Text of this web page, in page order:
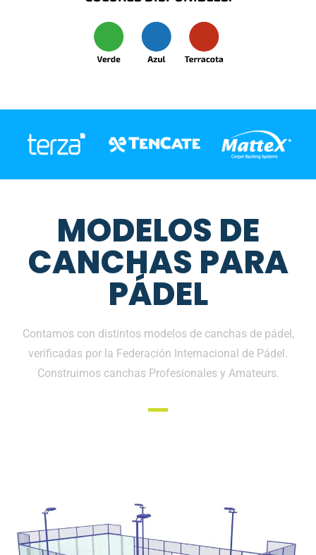
MODELOS DE
CANCHAS PARA
PÁDEL
Contamos con distintos modelos de canchas de pádel,
verificadas por la Federación Internacional de Pádel.
Construimos canchas Profesionales y Amateurs.